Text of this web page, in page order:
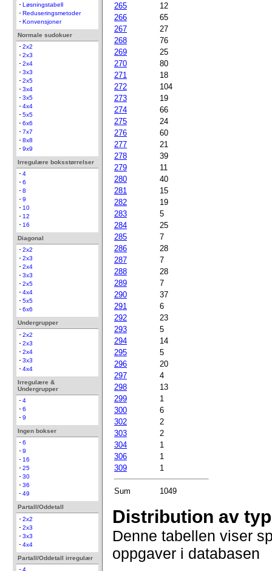
Løsningstabell
Reduseringsmetoder
Konvensjoner
Normale sudokuer
2x2
2x3
2x4
3x3
2x5
3x4
3x5
4x4
5x5
6x6
7x7
8x8
9x9
Irregulære boksstørrelser
4
6
8
9
10
12
16
Diagonal
2x2
2x3
2x4
3x3
2x5
4x4
5x5
6x6
Undergrupper
2x2
2x3
2x4
3x3
4x4
Irregulære &
Undergrupper
4
6
9
Ingen bokser
6
9
16
25
30
36
49
Partall/Oddetall
2x2
2x3
3x3
4x4
Partall/Oddetall irregulær
4
265
12
266
65
267
27
268
76
269
25
270
80
271
18
272
104
273
19
274
66
275
24
276
60
277
21
278
39
279
11
280
40
281
15
282
19
283
5
284
25
285
7
286
28
287
7
288
28
289
7
290
37
291
6
292
23
293
5
294
14
295
5
296
20
297
4
298
13
299
1
300
6
302
2
303
2
304
1
306
1
309
1
Sum 1049
Distribution av
Denne tabellen viser
oppgaver i databasen